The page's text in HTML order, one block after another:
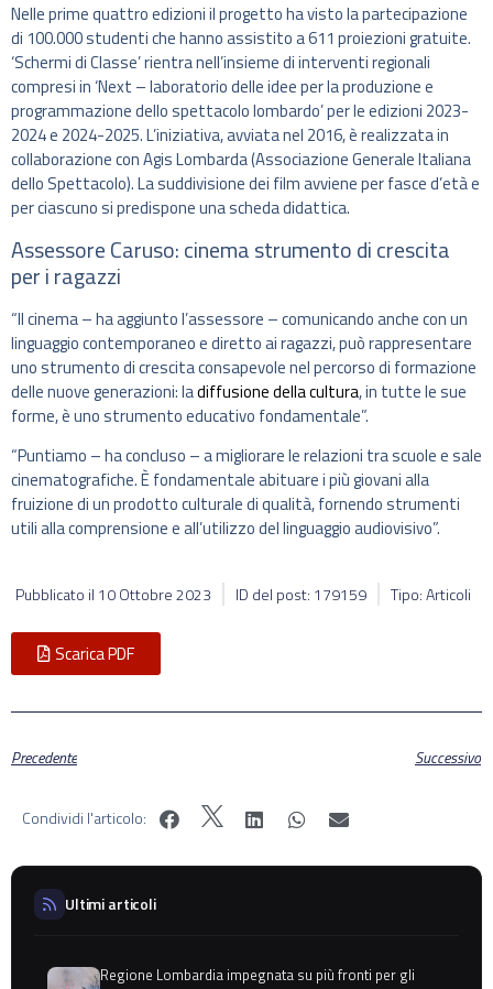
Nelle prime quattro edizioni il progetto ha visto la partecipazione
di 100.000 studenti che hanno assistito a 611 proiezioni gratuite.
‘Schermi di Classe’ rientra nell’insieme di interventi regionali
compresi in ‘Next – laboratorio delle idee per la produzione e
programmazione dello spettacolo lombardo’ per le edizioni 2023-
2024 e 2024-2025. L’iniziativa, avviata nel 2016, è realizzata in
collaborazione con Agis Lombarda (Associazione Generale Italiana
dello Spettacolo). La suddivisione dei film avviene per fasce d’età e
per ciascuno si predispone una scheda didattica.
Assessore Caruso: cinema strumento di crescita
per i ragazzi
“Il cinema – ha aggiunto l’assessore – comunicando anche con un
linguaggio contemporaneo e diretto ai ragazzi, può rappresentare
uno strumento di crescita consapevole nel percorso di formazione
delle nuove generazioni: ladiffusione della cultura, in tutte le sue
forme, è uno strumento educativo fondamentale”.
“Puntiamo – ha concluso – a migliorare le relazioni tra scuole e sale
cinematografiche. È fondamentale abituare i più giovani alla
fruizione di un prodotto culturale di qualità, fornendo strumenti
utili alla comprensione e all’utilizzo del linguaggio audiovisivo”.
Pubblicato il 10 Ottobre 2023 ID del post: 179159 Tipo: Articoli
Scarica PDF
Precedente Successivo
Condividi l'articolo:
Ultimi articoli
Regione Lombardia impegnata su più fronti per gli